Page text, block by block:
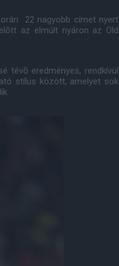
22 nagyobb címet nyert
az elmúlt nyáron az Old
tévõ eredményes, rendkívül
stílus között, amelyet sok